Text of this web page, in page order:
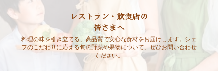
レストラン・飲食店の
皆さまへ
料理の味を引き立てる、高品質で安心な食材をお届けします。シェ
フのこだわりに応える旬の野菜や果物について、ぜひお問い合わせ
ください。